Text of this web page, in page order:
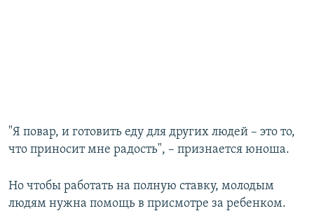
"Я повар, и готовить еду для других людей – это то,
что приносит мне радость", – признается юноша.
Но чтобы работать на полную ставку, молодым
людям нужна помощь в присмотре за ребенком.